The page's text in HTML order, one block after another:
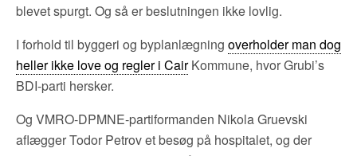
blevet spurgt. Og så er beslutningen ikke lovlig.
I forhold til byggeri og byplanlægning overholder man dog
heller ikke love og regler i CairKommune, hvor Grubi’s
BDI-parti hersker.
Og VMRO-DPMNE-partiformanden Nikola Gruevski
aflægger Todor Petrov et besøg på hospitalet, og der